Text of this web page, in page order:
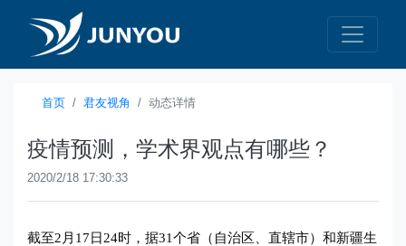
首页 君友视角 动态详情
疫情预测，学术界观点有哪些？
2020/2/18 17:30:33
截至2月17日24时，据31个省（自治区、直辖市）和新疆生